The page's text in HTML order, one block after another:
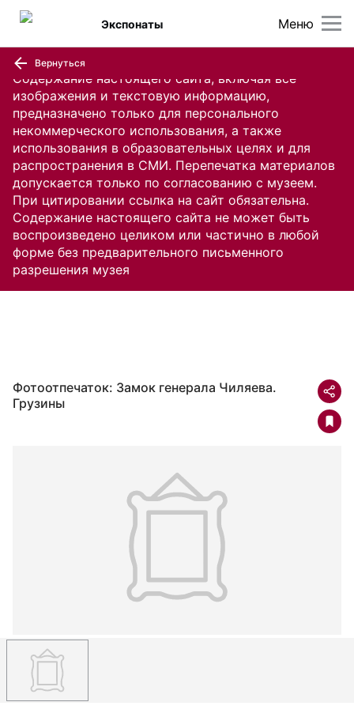
Содержание настоящего сайта, включая все
изображения и текстовую информацию,
предназначено только для персонального
некоммерческого использования, а также
использования в образовательных целях и для
распространения в СМИ. Перепечатка материалов
допускается только по согласованию с музеем.
При цитировании ссылка на сайт обязательна.
Содержание настоящего сайта не может быть
воспроизведено целиком или частично в любой
форме без предварительного письменного
разрешения музея
Меню
Экспонаты
Вернуться
Фотоотпечаток: Замок генерала Чиляева.
Грузины